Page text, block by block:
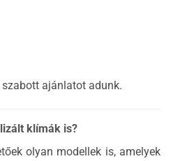
szabott ajánlatot adunk.
klímák is?
olyan modellek is, amelyek